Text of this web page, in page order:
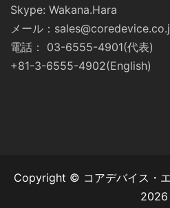
Skype: Wakana.Hara
メール：
電話： 03-6555-4901(代表)
+81-3-6555-4902(English)
Copyright © コアデバイス・
2026